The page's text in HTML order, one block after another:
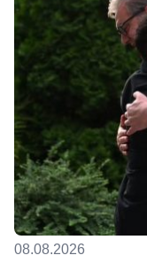
08.08.2026